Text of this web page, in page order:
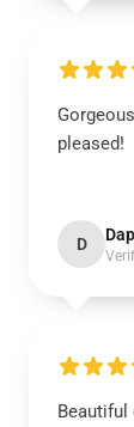
pleased!
D